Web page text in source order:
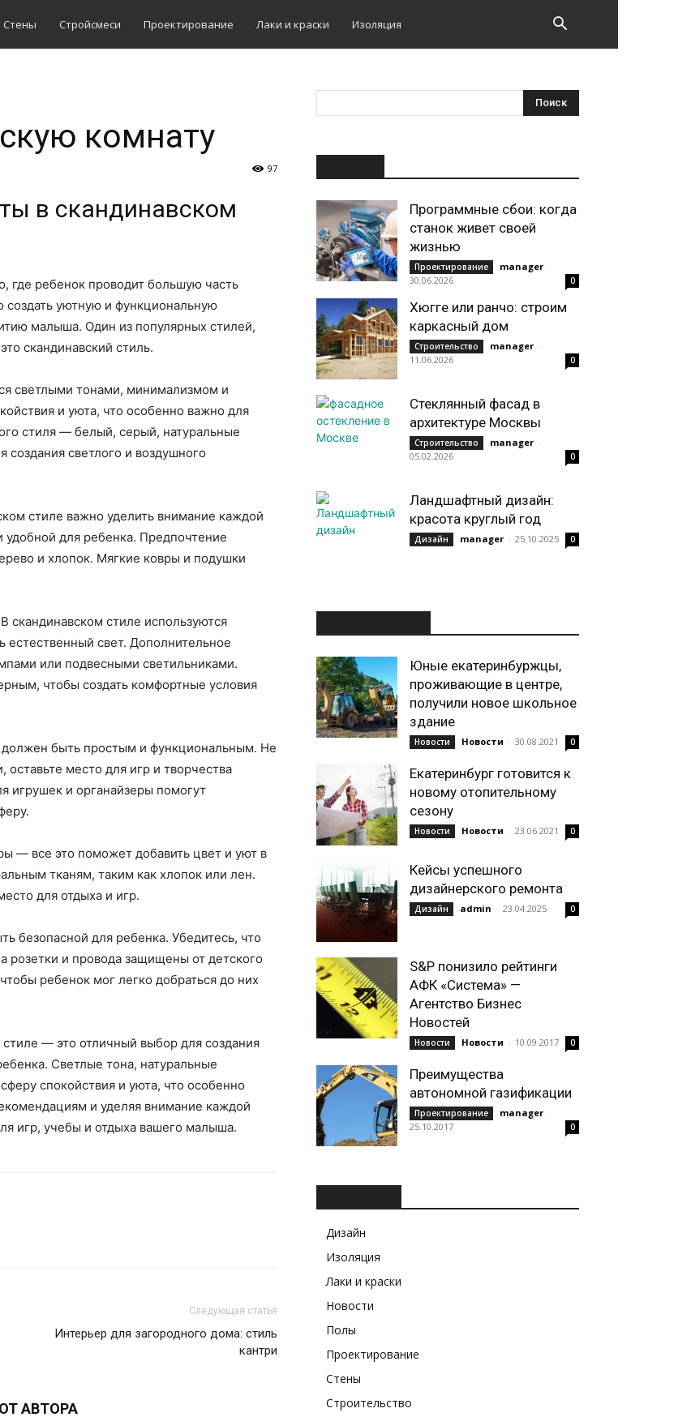
Стены Стройсмеси Проектирование Лаки и краски Изоляция
комнату
97
в скандинавском
где ребенок проводит большую часть
создать уютную и функциональную
малыша. Один из популярных стилей,
скандинавский стиль.
светлыми тонами, минимализмом и
и уюта, что особенно важно для
стиля — белый, серый, натуральные
создания светлого и воздушного
стиле важно уделить внимание каждой
для ребенка. Предпочтение
и хлопок. Мягкие ковры и подушки
стиле используются
естественный свет. Дополнительное
или подвесными светильниками.
чтобы создать комфортные условия
быть простым и функциональным. Не
место для игр и творчества
игрушек и органайзеры помогут
— все это поможет добавить цвет и уют в
тканям, таким как хлопок или лен.
для отдыха и игр.
безопасной для ребенка. Убедитесь, что
розетки и провода защищены от детского
ребенок мог легко добраться до них
— это отличный выбор для создания
Светлые тона, натуральные
спокойствия и уюта, что особенно
и уделяя внимание каждой
игр, учебы и отдыха вашего малыша.
Следующая статья
Интерьер для загородного дома: стиль
кантри
АВТОРА
Программные сбои: когда
станок живет своей
жизнью
Проектирование manager -
30.06.2026
0
Хюгге или ранчо: строим
каркасный дом
Строительство manager -
11.06.2026
0
Стеклянный фасад в
архитектуре Москвы
Строительство manager -
05.02.2026
0
Ландшафтный дизайн:
красота круглый год
Дизайн manager - 25.10.2025 0
Юные екатеринбуржцы,
проживающие в центре,
получили новое школьное
здание
Новости Новости - 30.08.2021 0
Екатеринбург готовится к
новому отопительному
сезону
Новости Новости - 23.06.2021 0
Кейсы успешного
дизайнерского ремонта
Дизайн admin - 23.04.2025 0
S&P понизило рейтинги
АФК «Система» —
Агентство Бизнес
Новостей
Новости Новости - 10.09.2017 0
Преимущества
автономной газификации
Проектирование manager -
25.10.2017
0
Дизайн
Изоляция
Лаки и краски
Новости
Полы
Проектирование
Стены
Строительство